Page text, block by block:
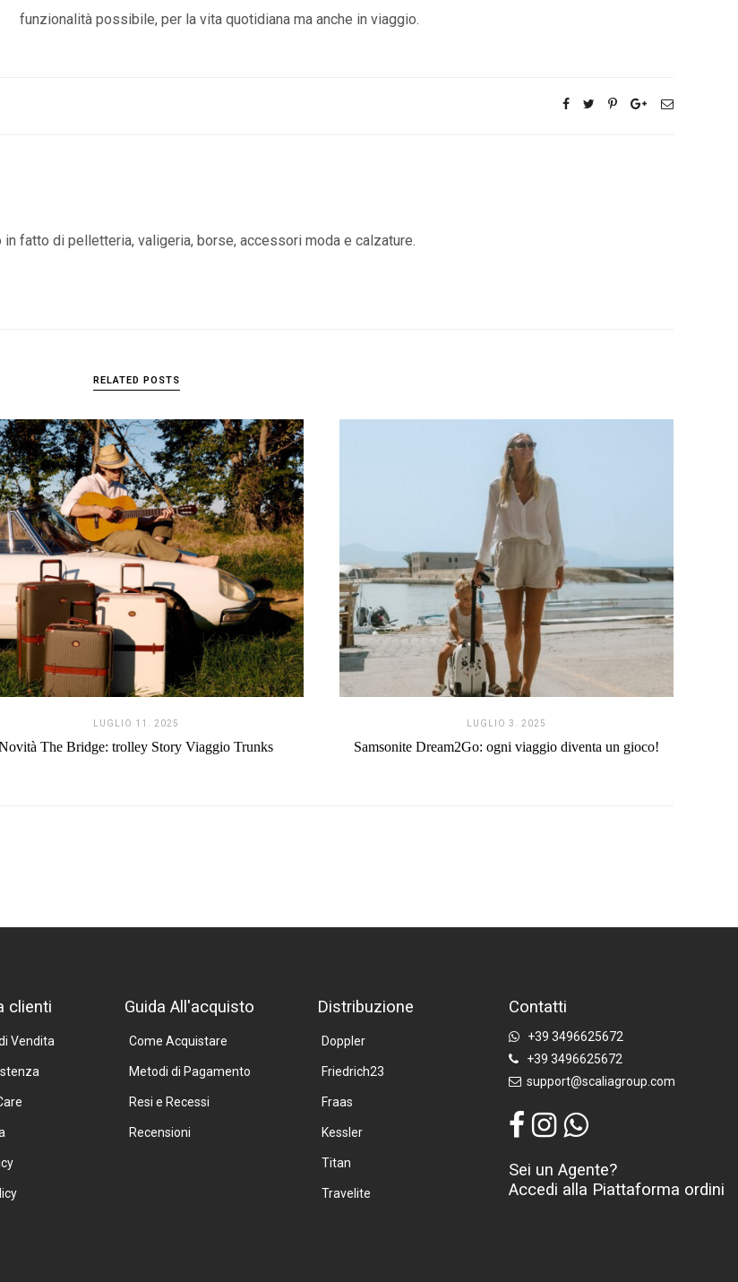
funzionalità possibile, per la vita quotidiana ma anche in viaggio.
fatto di pelletteria, valigeria, borse, accessori moda e calzature.
RELATED POSTS
LUGLIO 11. 2025
The Bridge: trolley Story Viaggio Trunks
LUGLIO 3. 2025
Samsonite Dream2Go: ogni viaggio diventa un gioco!
clienti
Vendita
Guida All'acquisto
Come Acquistare
Metodi di Pagamento
Resi e Recessi
Recensioni
Distribuzione
Doppler
Friedrich23
Fraas
Kessler
Titan
Travelite
Contatti
+39 3496625672
+39 3496625672
support@scaliagroup.com
Sei un Agente?
Accedi alla Piattaforma ordini